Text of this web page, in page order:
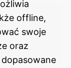
offline,
swoje
oraz